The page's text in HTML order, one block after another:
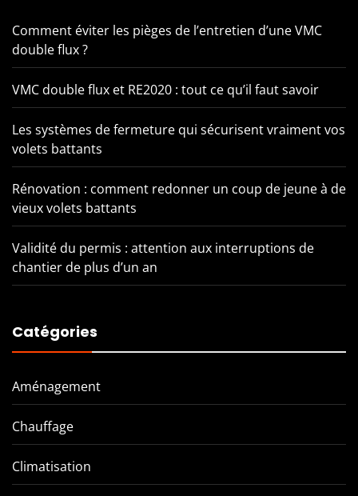
Comment éviter les pièges de l’entretien d’une VMC
double flux ?
VMC double flux et RE2020 : tout ce qu’il faut savoir
Les systèmes de fermeture qui sécurisent vraiment vos
volets battants
Rénovation : comment redonner un coup de jeune à de
vieux volets battants
Validité du permis : attention aux interruptions de
chantier de plus d’un an
Catégories
Aménagement
Chauffage
Climatisation